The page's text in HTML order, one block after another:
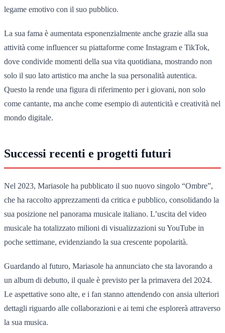
legame emotivo con il suo pubblico.
La sua fama è aumentata esponenzialmente anche grazie alla sua
attività come influencer su piattaforme come Instagram e TikTok,
dove condivide momenti della sua vita quotidiana, mostrando non
solo il suo lato artistico ma anche la sua personalità autentica.
Questo la rende una figura di riferimento per i giovani, non solo
come cantante, ma anche come esempio di autenticità e creatività nel
mondo digitale.
Successi recenti e progetti futuri
Nel 2023, Mariasole ha pubblicato il suo nuovo singolo “Ombre”,
che ha raccolto apprezzamenti da critica e pubblico, consolidando la
sua posizione nel panorama musicale italiano. L’uscita del video
musicale ha totalizzato milioni di visualizzazioni su YouTube in
poche settimane, evidenziando la sua crescente popolarità.
Guardando al futuro, Mariasole ha annunciato che sta lavorando a
un album di debutto, il quale è previsto per la primavera del 2024.
Le aspettative sono alte, e i fan stanno attendendo con ansia ulteriori
dettagli riguardo alle collaborazioni e ai temi che esplorerà attraverso
la sua musica.